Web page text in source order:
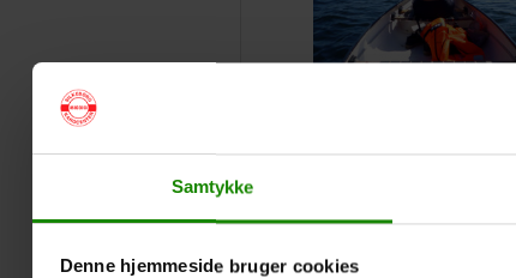
Samtykke
Denne hjemmeside bruger cookies